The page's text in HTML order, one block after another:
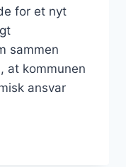
for et nyt
sammen
at kommunen
ansvar